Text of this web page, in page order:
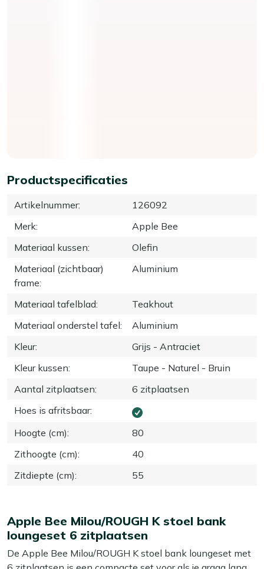
Productspecificaties
Artikelnummer:
126092
Merk:
Apple Bee
Materiaal kussen:
Olefin
Materiaal (zichtbaar)
frame:
Aluminium
Materiaal tafelblad:
Teakhout
Materiaal onderstel tafel:
Aluminium
Kleur:
Grijs - Antraciet
Kleur kussen:
Taupe - Naturel - Bruin
Aantal zitplaatsen:
6 zitplaatsen
Hoes is afritsbaar:
Hoogte (cm):
80
Zithoogte (cm):
40
Zitdiepte (cm): 55
Apple Bee Milou/ROUGH K stoel bank
loungeset 6 zitplaatsen
De Apple Bee Milou/ROUGH K stoel bank loungeset met